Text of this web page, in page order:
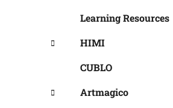
Learning Resources
HIMI
CUBLO
Artmagico